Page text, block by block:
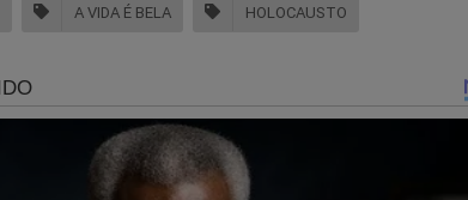
A VIDA É BELA HOLOCAUSTO